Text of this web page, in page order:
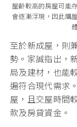
屋齡較高的房屋可能
會逐漸浮現，因此購
至於新成屋，則
勢。家誠指出，
局及建材，也能
遍符合現代需求
屋，且交屋時間
款及房貸資金。